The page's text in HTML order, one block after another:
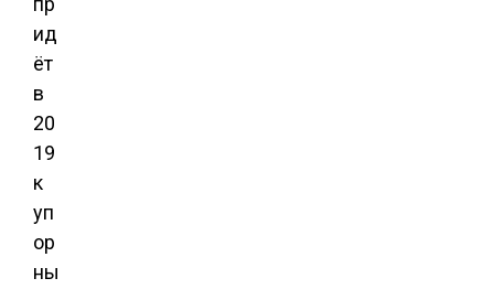
ид
ёт
в
20
19
к
уп
ор
ны